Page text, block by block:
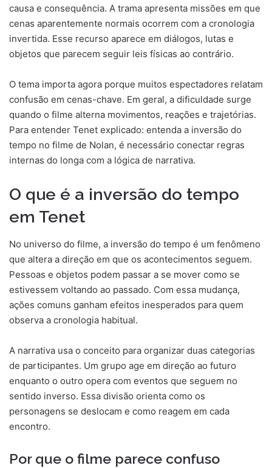
causa e consequência. A trama apresenta missões em que
cenas aparentemente normais ocorrem com a cronologia
invertida. Esse recurso aparece em diálogos, lutas e
objetos que parecem seguir leis físicas ao contrário.
O tema importa agora porque muitos espectadores relatam
confusão em cenas-chave. Em geral, a dificuldade surge
quando o filme alterna movimentos, reações e trajetórias.
Para entender Tenet explicado: entenda a inversão do
tempo no filme de Nolan, é necessário conectar regras
internas do longa com a lógica de narrativa.
O que é a inversão do tempo
em Tenet
No universo do filme, a inversão do tempo é um fenômeno
que altera a direção em que os acontecimentos seguem.
Pessoas e objetos podem passar a se mover como se
estivessem voltando ao passado. Com essa mudança,
ações comuns ganham efeitos inesperados para quem
observa a cronologia habitual.
A narrativa usa o conceito para organizar duas categorias
de participantes. Um grupo age em direção ao futuro
enquanto o outro opera com eventos que seguem no
sentido inverso. Essa divisão orienta como os
personagens se deslocam e como reagem em cada
encontro.
Por que o filme parece confuso